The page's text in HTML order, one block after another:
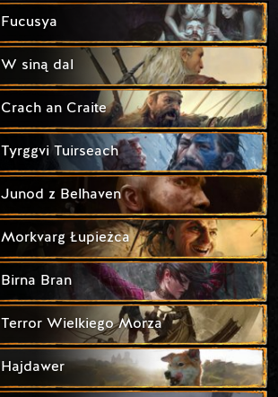
Fucusya
W siną dal
Crach an Craite
Tyrggvi Tuirseach
Junod z Belhaven
Morkvarg Łupieżca
Birna Bran
Terror Wielkiego Morza
Hajdawer